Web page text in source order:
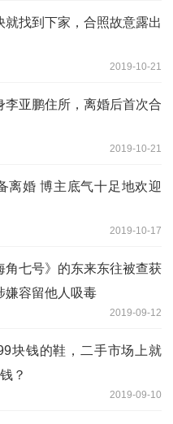
就找到下家，合照故意露出
2019-10-21
李亚鹏住所，离婚后首次合
2019-10-21
离婚 博主底气十足地欢迎
2019-10-17
角七号》的东来东往被查获
嫌容留他人吸毒
2019-09-12
块钱的鞋，二手市场上就
？
2019-09-10